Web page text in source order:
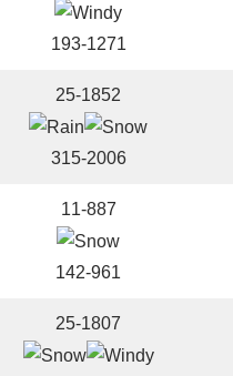
193-1271
25-1852
315-2006
11-887
142-961
25-1807